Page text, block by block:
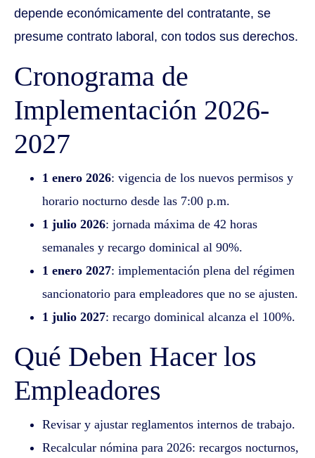
depende económicamente del contratante, se
presume contrato laboral, con todos sus derechos.
Cronograma de
Implementación 2026-
2027
1 enero 2026: vigencia de los nuevos permisos y
horario nocturno desde las 7:00 p.m.
1 julio 2026: jornada máxima de 42 horas
semanales y recargo dominical al 90%.
1 enero 2027: implementación plena del régimen
sancionatorio para empleadores que no se ajusten.
1 julio 2027: recargo dominical alcanza el 100%.
Qué Deben Hacer los
Empleadores
Revisar y ajustar reglamentos internos de trabajo.
Recalcular nómina para 2026: recargos nocturnos,